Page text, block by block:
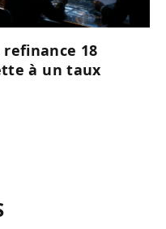
18
à un taux